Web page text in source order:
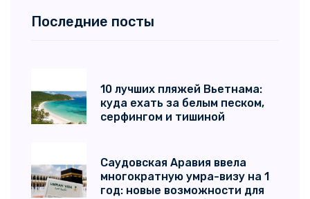
Последние посты
10 лучших пляжей Вьетнама:
куда ехать за белым песком,
серфингом и тишиной
Саудовская Аравия ввела
многократную умра-визу на 1
год: новые возможности для